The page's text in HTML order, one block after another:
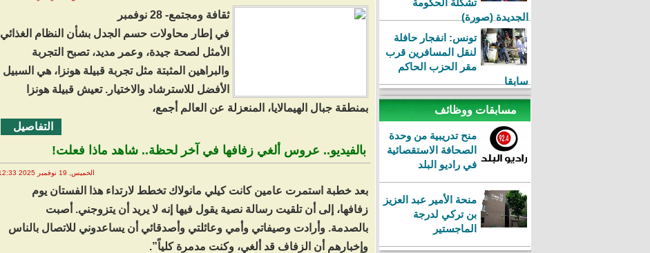
تشكلة الحكومة
الجديدة (صورة)
تونس: انفجار حافلة
لنقل المسافرين قرب
مقر الحزب الحاكم
سابقا
مسابقات ووظائف
منح تدريبية من وحدة
الصحافة الاستقصائية
في راديو البلد
منحة الأمير عبد العزيز
بن تركي لدرجة
الماجستير
ثقافة ومجتمع- 28 نوفمبر
في إطار محاولات حسم الجدل بشأن النظام الغذائي
الأمثل لصحة جيدة، وعمر مديد، تصبح التجربة
والبراهين المثبتة مثل تجربة قبيلة هونزا، هي السبيل
الأفضل للاسترشاد والاختيار. تعيش قبيلة هونزا
بمنطقة جبال الهيمالايا، المنعزلة عن العالم أجمع،
التفاصيل
بالفيديو.. عروس ألغي زفافها في آخر لحظة.. شاهد ماذا فعلت!
الخميس, 19 نوفمبر 2025 12:33
بعد خطبة استمرت عامين كانت كيلي مانولاك تخطط لارتداء هذا الفستان يوم
زفافها، إلى أن تلقيت رسالة نصية يقول فيها إنه لا يريد أن يتزوجني. أصبت
بالصدمة. وأرادت وصيفاتي وأمي وعائلتي وأصدقائي أن يساعدوني للاتصال بالناس
وإخبارهم أن الزفاف قد ألغي، وكنت مدمرة كلياً”.